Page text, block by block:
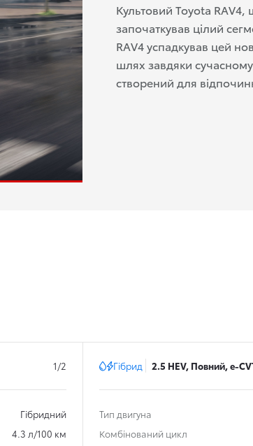
Культовий Toyota
започаткував цілий
RAV4 успадкував цей
шлях завдяки
створений для
1/2
Гібридний
4.3 л/100 км
Гібрид 2.5 HEV, Повний, e-
Тип двигуна
Комбінований цикл